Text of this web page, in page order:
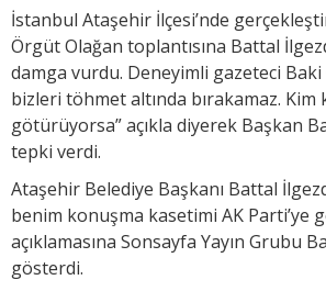
İstanbul Ataşehir İlçesi’nde
Örgüt Olağan toplantısına Battal
damga vurdu. Deneyimli gazeteci Baki
bizleri töhmet altında bırakamaz. Kim
götürüyorsa” açıkla diyerek Başkan
tepki verdi.
Ataşehir Belediye Başkanı Battal
benim konuşma kasetimi AK Parti’ye
açıklamasına Sonsayfa Yayın Grubu
gösterdi.